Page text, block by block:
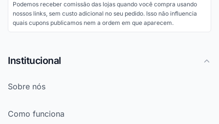
Podemos receber comissão das lojas quando você compra usando
nossos links, sem custo adicional no seu pedido. Isso não influencia
quais cupons publicamos nem a ordem em que aparecem.
Institucional
Sobre nós
Como funciona